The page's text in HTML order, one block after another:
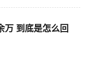
万 到底是怎么回